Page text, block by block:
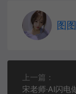
图图
上一篇：